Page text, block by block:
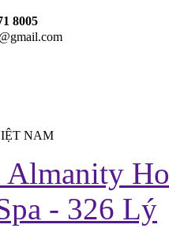
8005
NAM